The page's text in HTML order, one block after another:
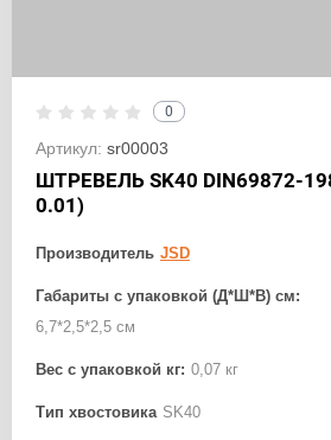
0
Артикул: sr00003
ШТРЕВЕЛЬ SK40 DIN69872-
0.01)
Производитель JSD
Габариты с упаковкой (Д*Ш*В) см:
6,7*2,5*2,5 см
Вес с упаковкой кг: 0,07 кг
Тип хвостовика SK40